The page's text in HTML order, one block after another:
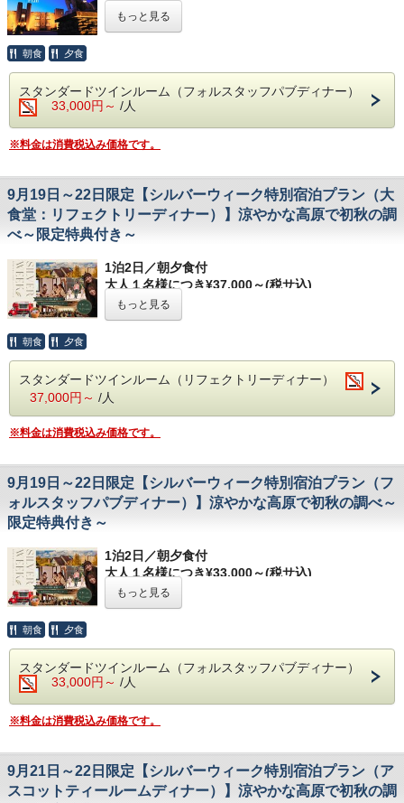
堂：リフェクトリー）
ご朝食：ブッフェブレックファスト（大食堂：リフ
ェクトリー）
※本プランではご夕食の際、ドレスコードがござい
ます。
【お部屋】
スタンダードルーム
追加料金￥6,000/室でデラックスルーム、
￥12,000/室でラグジュアリースイートルームへア
ップグレードも承ります。ご希望の際はご予約時に
※残室僅少の場合、2名様ご予約の場合でもトリプ
ルルームにてお部屋をご用意する場合がございま
す。あらかじめご了承ください。
【ミッドサマーイベントも同時開催】
ミッドサマーイベント期間は、特別なアクティビテ
ィをご用意いたします。
ッシュヒルズならではの楽しいイベントが盛りだく
さんです。
開催日：2026年8月8日(土)～8月16日(日)
※画像はイメージです。
高原を彩るBritish Hillsの夏。シェイクスピアの魔法に迷い
込む、特別な旅行を。
す。英国の街角にあるパブリックハウスを忠実に再現した会
場は、木のぬくもりと心地よい賑わいに満ち、現代の喧騒か
ら切り離された別世界のような非日常に包まれています。
モクテルなどのドリンクもお楽しみください。
さらに本プラン限定の特典として、シェイクスピアの傑作
したアクティビティにご招待。広大な敷地を舞台に、没入感
あるストーリーをお楽しみください。大切な方との忘れられ
ない夏の思い出づくりに最適です。
・宿泊者限定「星空観察会」
・本プラン宿泊者限定アクティビティ
ご夕食：本プラン限定シーズナルディナー
（英国パブ風レストラン：フォルスタッフパ
ブ）
堂：リフェクトリー）
※本プランではご夕食時のドレスコードはご
ざいません。
スタンダードルーム
追加料金￥6,000/室でデラックスルーム、
￥12,000/室でラグジュアリースイートルームへア
※1室3名様宿泊の場合、エキストラベッドを設置し
てご用意いたします。
※残室僅少の場合、2名様ご予約の場合でもトリプ
ルルームにてお部屋をご用意する場合がございま
【ミッドサマーイベントも同時開催】
もっと見る
朝食 夕食
スタンダードツインルーム（フォルスタッフパブディナー）
33,000円～ /人
※料金は消費税込み価格です。
9月19日～22日限定【シルバーウィーク特別宿泊プラン（大
食堂：リフェクトリーディナー）】涼やかな高原で初秋の調
べ～限定特典付き～
1泊2日／朝夕食付
大人１名様につき¥37,000～(税サ込)
----------------------------------------------------------------
-----------
夕食は本館内大食堂「リフェクトリー」で旬の食材
をふんだんに使用した、本プラン限定シーズナルデ
ィナーをご提供いたします。高い吹き抜けが開放的
い。カップルやご夫婦、ご友人同士でのご利用にお
【プラン特典】
・本プラン限定シーズナルディナー
・本プラン宿泊者限定ノベルティのプレゼント
【お食事】
ご夕食：本プラン限定シーズナルディナー（大食
堂：リフェクトリー）
ご朝食：ブッフェブレックファスト
スコードがございます。
【お部屋】
スタンダードルーム
追加料金￥6,000/室でデラックスルーム、￥12,000/室でラ
※1室3名様宿泊の場合、エキストラベッドを設置して
ご用意いたします。
※残数僅少の場合、スタンダードトリプルルームでご用意す
もっと見る
朝食 夕食
スタンダードツインルーム（リフェクトリーディナー）
37,000円～ /人
※料金は消費税込み価格です。
9月19日～22日限定【シルバーウィーク特別宿泊プラン（フ
ォルスタッフパブディナー）】涼やかな高原で初秋の調べ～
限定特典付き～
1泊2日／朝夕食付
大人１名様につき¥33,000～(税サ込)
----------------------------------------------------------------
-----------
夕食は英国の街角にあるパブの雰囲気をそのままに
再現したレストラン「フォルスタッフパブ」にて、
本プラン限定シーズナルディナーをご提供いたしま
お料理とご一緒に、当館のオリジナルエールビール
ご友人同士やご家族でのご宿泊におすすめです。
【プラン特典】
もっと見る
朝食 夕食
スタンダードツインルーム（フォルスタッフパブディナー）
33,000円～ /人
※料金は消費税込み価格です。
9月21日～22日限定【シルバーウィーク特別宿泊プラン（ア
スコットティールームディナー）】涼やかな高原で初秋の調